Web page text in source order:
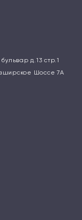
д.13 стр.1
Шоссе 7А